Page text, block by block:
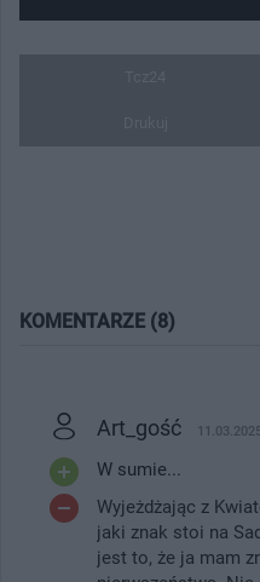
KOMENTARZE (8)
Art_gość
W sumie...
Wyjeżdżając z
jaki znak stoi na
jest to, że ja mam